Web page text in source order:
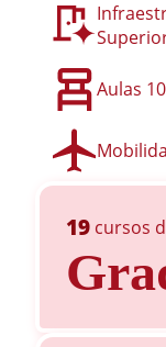
Aulas
19 cursos